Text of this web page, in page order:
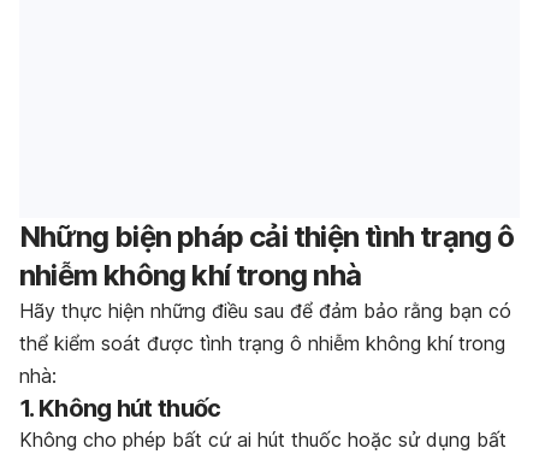
Những biện pháp cải thiện tình trạng ô
nhiễm không khí trong nhà
Hãy thực hiện những điều sau để đảm bảo rằng bạn có
thể kiểm soát được tình trạng ô nhiễm không khí trong
nhà:
1. Không hút thuốc
Không cho phép bất cứ ai hút thuốc hoặc sử dụng bất